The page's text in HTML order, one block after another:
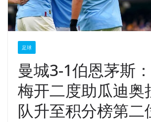
足球
曼城3-1伯恩茅斯
梅开二度助瓜迪奥
队升至积分榜第二